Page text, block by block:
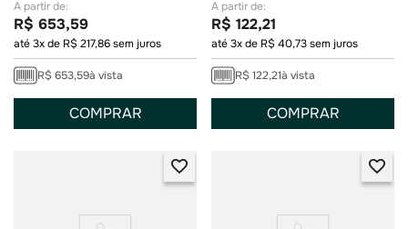
R$ 653,59
até3x de R$217,86sem juros
R$ 653,59à vista
COMPRAR
R$ 122,21
até3x de R$40,73sem juros
R$ 122,21à vista
COMPRAR